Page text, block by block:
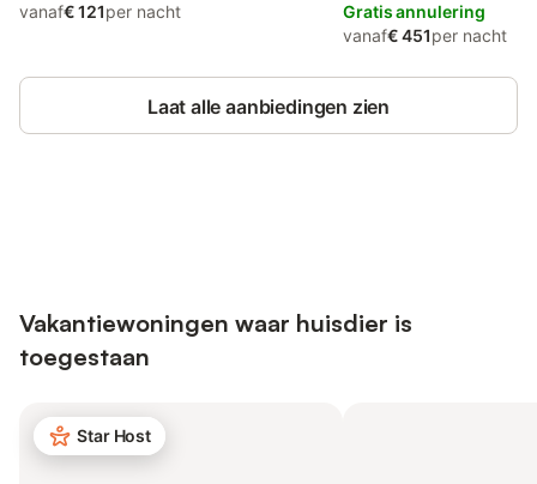
vanaf€ 121per nacht
Gratis annulering
vanaf€ 451per nacht
Laat alle aanbiedingen zien
Vakantiewoningen waar huisdier is
toegestaan
Star Host